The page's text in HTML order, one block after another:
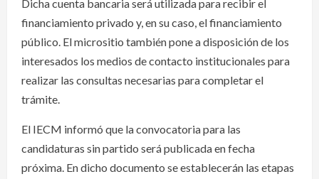
Dicha cuenta bancaria será utilizada para recibir el
financiamiento privado y, en su caso, el financiamiento
público. El micrositio también pone a disposición de los
interesados los medios de contacto institucionales para
realizar las consultas necesarias para completar el
trámite.
El IECM informó que la convocatoria para las
candidaturas sin partido será publicada en fecha
próxima. En dicho documento se establecerán las etapas